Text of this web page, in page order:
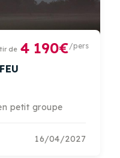
de 4 190€/pers
petit groupe
16/04/2027